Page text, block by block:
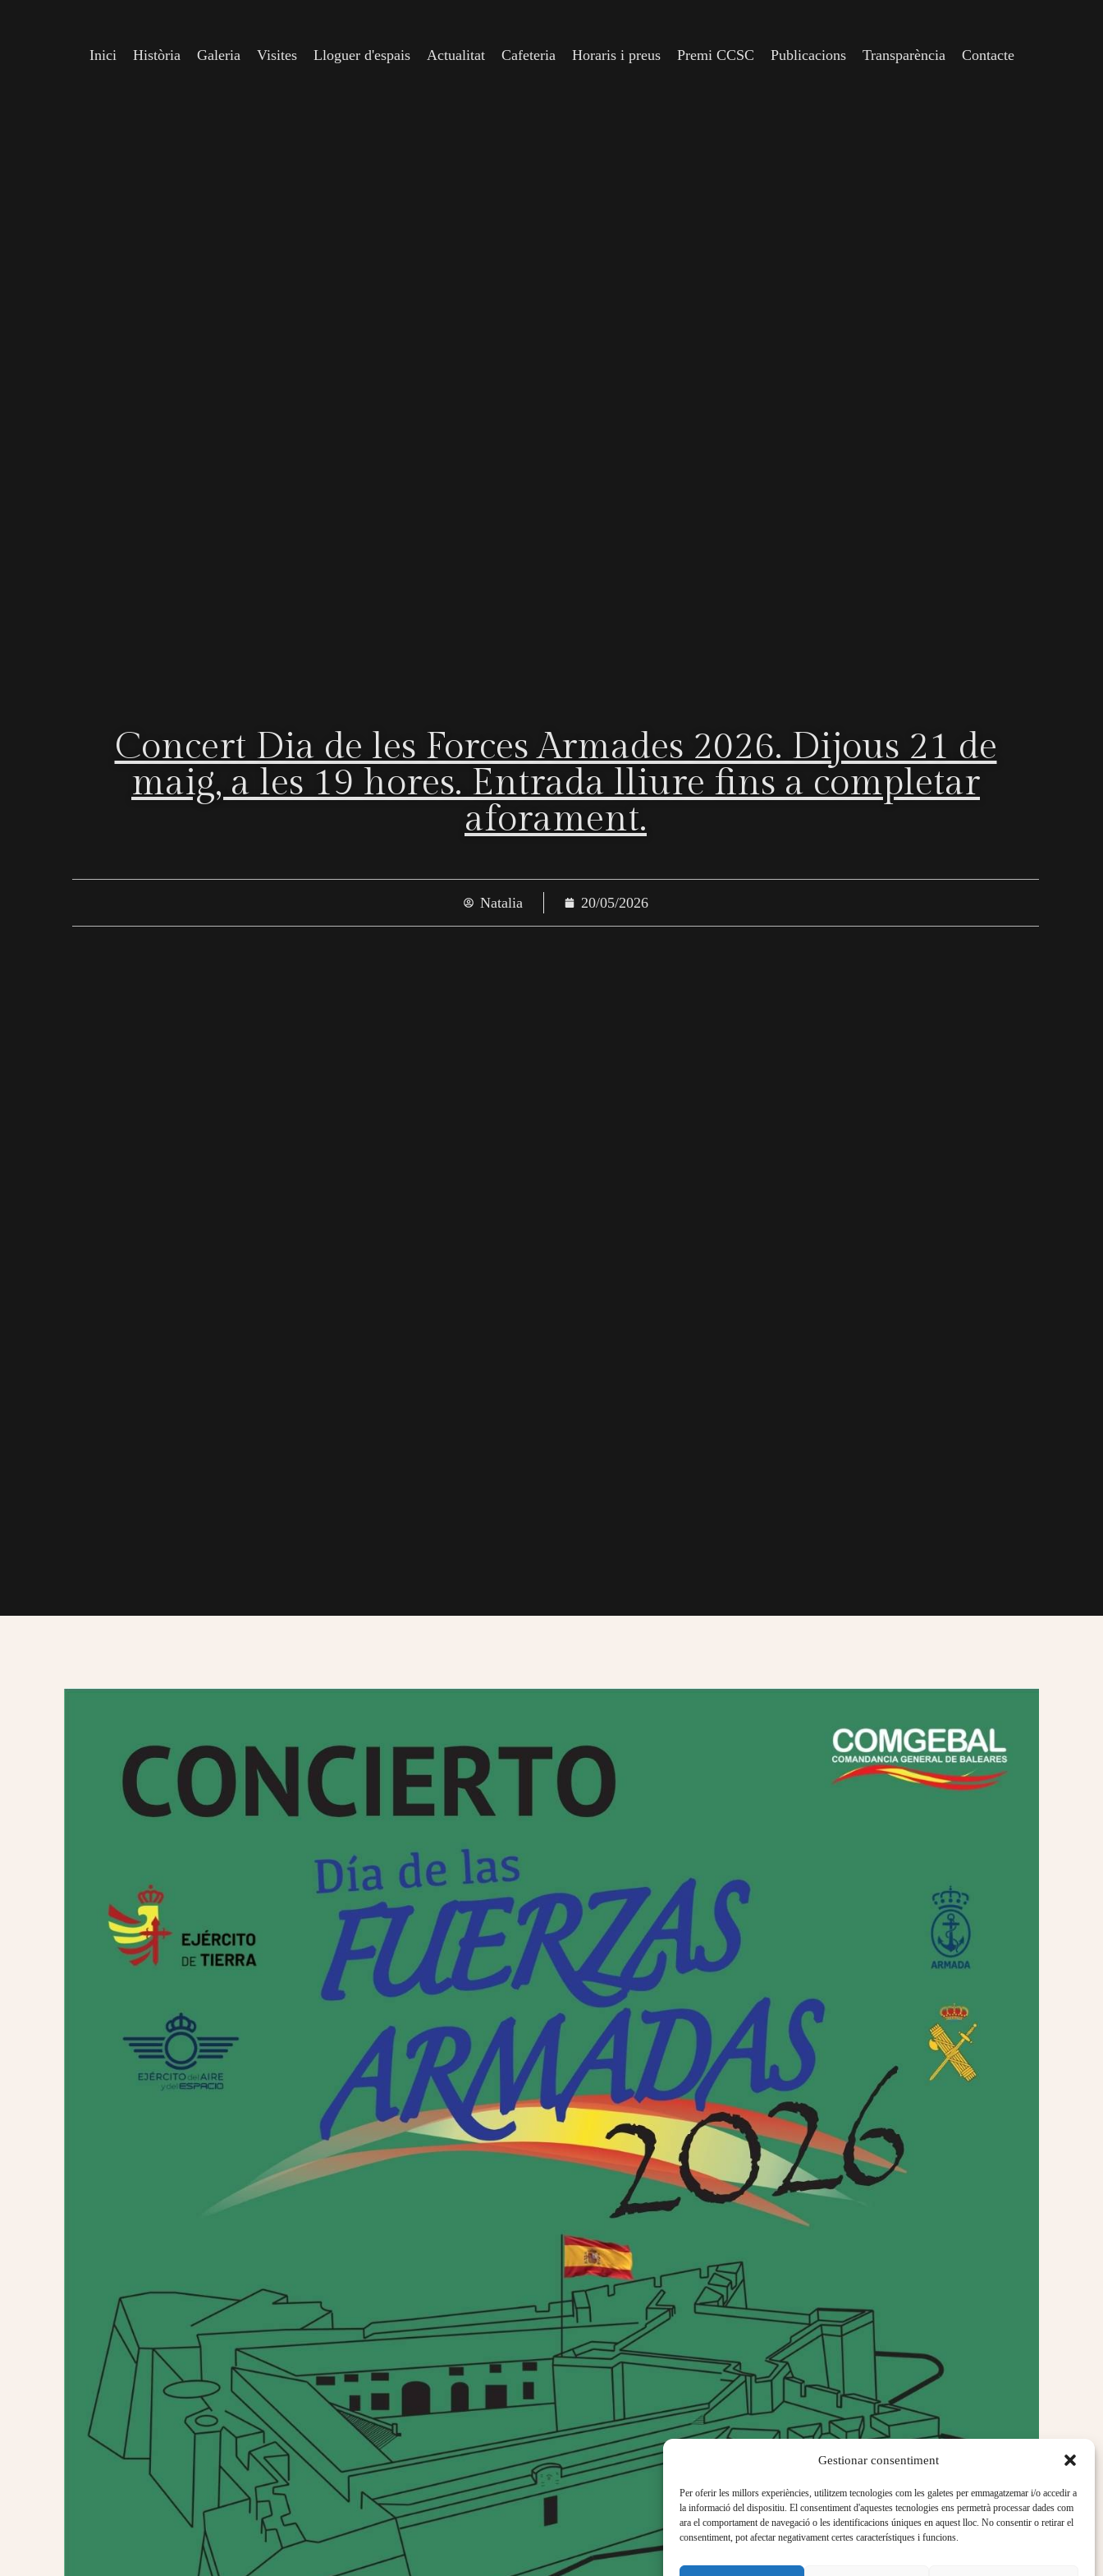
Gestionar consentiment
Per oferir les millors experiències, utilitzem tecnologies com les galetes per emmagatzemar i/o accedir a
la informació del dispositiu. El consentiment d'aquestes tecnologies ens permetrà processar dades com
ara el comportament de navegació o les identificacions úniques en aquest lloc. No consentir o retirar el
consentiment, pot afectar negativament certes característiques i funcions.
Inici Història Galeria Visites Lloguer d'espais Actualitat Cafeteria Horaris i preus Premi CCSC Publicacions Transparència Contacte
Concert Dia de les Forces Armades 2026. Dijous 21 de
maig, a les 19 hores. Entrada lliure fins a completar
aforament.
Natalia 20/05/2026